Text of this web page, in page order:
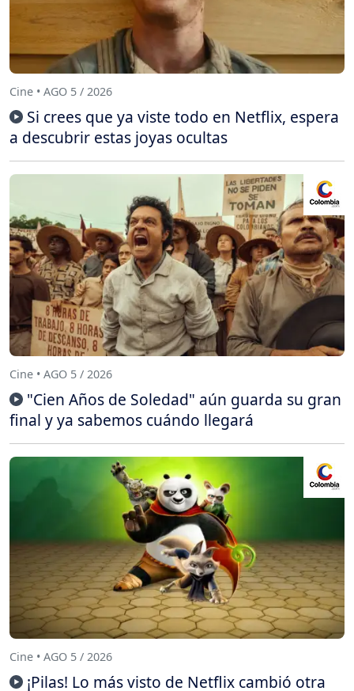
Cine • AGO 5 / 2026
Si crees que ya viste todo en Netflix, espera
a descubrir estas joyas ocultas
Cine • AGO 5 / 2026
"Cien Años de Soledad" aún guarda su gran
final y ya sabemos cuándo llegará
Cine • AGO 5 / 2026
¡Pilas! Lo más visto de Netflix cambió otra